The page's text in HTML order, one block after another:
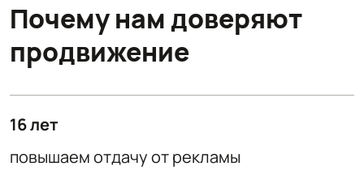
Почему нам доверяют
продвижение
16 лет
повышаем отдачу от рекламы